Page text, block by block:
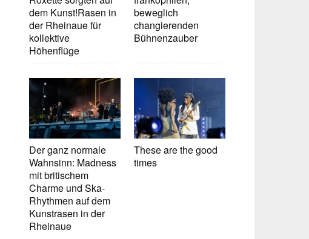
dem Kunst!Rasen in
der Rheinaue für
kollektive
Höhenflüge
beweglich
changierenden
Bühnenzauber
Der ganz normale
Wahnsinn: Madness
mit britischem
Charme und Ska-
Rhythmen auf dem
Kunstrasen in der
Rheinaue
These are the good
times